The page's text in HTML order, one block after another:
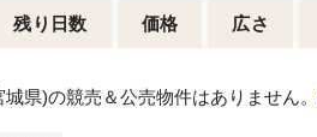
残り日数 価格 広さ
県)の競売＆公売物件はありません。